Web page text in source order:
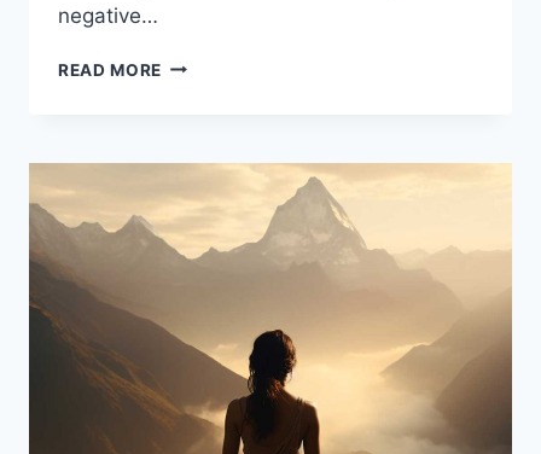
negative…
READ MORE ACCEPTAREA:
DE